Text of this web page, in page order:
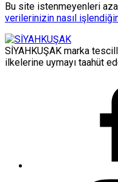
Bu site istenmeyenleri
verilerinizin nasıl
SİYAHKUŞAK marka
ilkelerine uymayı taahüt